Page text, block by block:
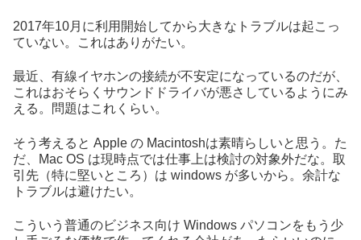
2017年10月に利用開始してから大きなトラブルは起こっ
ていない。これはありがたい。
最近、有線イヤホンの接続が不安定になっているのだが、
これはおそらくサウンドドライバが悪さしているようにみ
える。問題はこれくらい。
そう考えると Apple の Macintoshは素晴らしいと思う。た
だ、Mac OS は現時点では仕事上は検討の対象外だな。取
引先（特に堅いところ）は windows が多いから。余計な
トラブルは避けたい。
こういう普通のビジネス向け Windows パソコンをもう少